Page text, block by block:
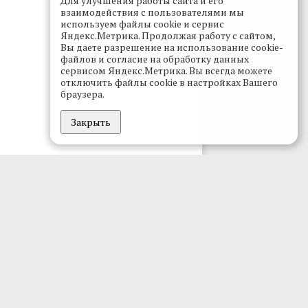
взаимодействия с пользователями мы
используем файлы cookie и сервис
Яндекс.Метрика. Продолжая работу с сайтом,
Вы даете разрешение на использование cookie-
файлов и согласие на обработку данных
сервисом Яндекс.Метрика. Вы всегда можете
отключить файлы cookie в настройках Вашего
браузера.
Закрыть